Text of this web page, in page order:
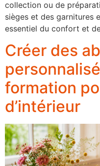
collection ou de
sièges et des garnitures
essentiel du confort et
Créer des
formation
d’intérieur